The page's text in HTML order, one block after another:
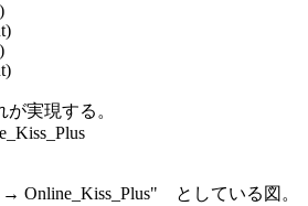
実現する。
　としている図。